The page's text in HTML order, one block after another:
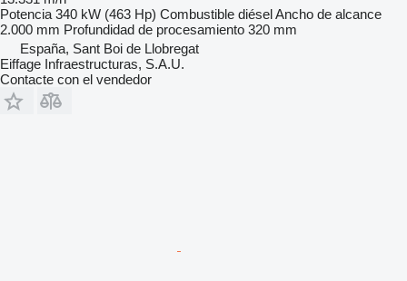
Potencia 340 kW (463 Hp) Combustible diéselAncho de alcance
2.000 mm Profundidad de procesamiento 320 mm
España, Sant Boi de Llobregat
Eiffage Infraestructuras, S.A.U.
Contacte con el vendedor